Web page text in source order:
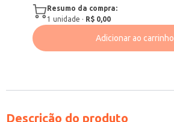
Resumo da compra:
1 unidade · R$ 0,00
Adicionar ao carrinho
Descrição do produto